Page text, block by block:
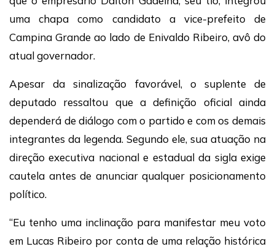
uma chapa como candidato a vice-prefeito de
Campina Grande ao lado de Enivaldo Ribeiro, avô do
atual governador.
Apesar da sinalização favorável, o suplente de
deputado ressaltou que a definição oficial ainda
dependerá de diálogo com o partido e com os demais
integrantes da legenda. Segundo ele, sua atuação na
direção executiva nacional e estadual da sigla exige
cautela antes de anunciar qualquer posicionamento
político.
“Eu tenho uma inclinação para manifestar meu voto
em Lucas Ribeiro por conta de uma relação histórica